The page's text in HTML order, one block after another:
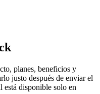
planes, beneficios y
justo después de enviar el
disponible solo en